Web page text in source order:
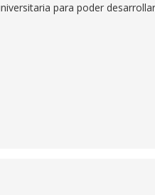
para poder